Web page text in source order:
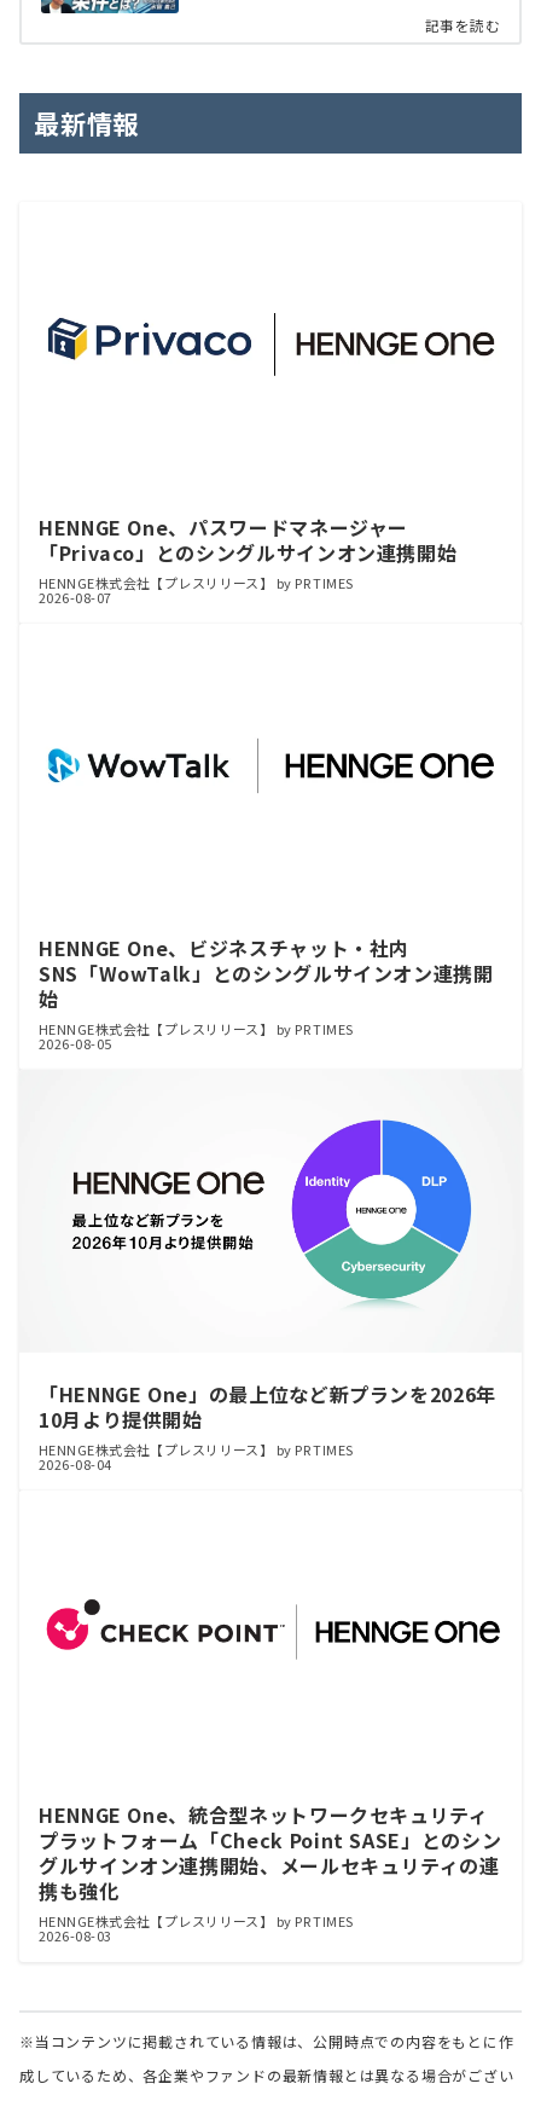
記事を読む
最新情報
HENNGE One、パスワードマネージャー
「Privaco」とのシングルサインオン連携開始
HENNGE株式会社【プレスリリース】 by PR TIMES
2026-08-07
HENNGE One、ビジネスチャット・社内
SNS「WowTalk」とのシングルサインオン連携開
始
HENNGE株式会社【プレスリリース】 by PR TIMES
2026-08-05
「HENNGE One」の最上位など新プランを2026年
10月より提供開始
HENNGE株式会社【プレスリリース】 by PR TIMES
2026-08-04
HENNGE One、統合型ネットワークセキュリティ
プラットフォーム「Check Point SASE」とのシン
グルサインオン連携開始、メールセキュリティの連
携も強化
HENNGE株式会社【プレスリリース】 by PR TIMES
2026-08-03
※当コンテンツに掲載されている情報は、公開時点での内容をもとに作
成しているため、各企業やファンドの最新情報とは異なる場合がござい